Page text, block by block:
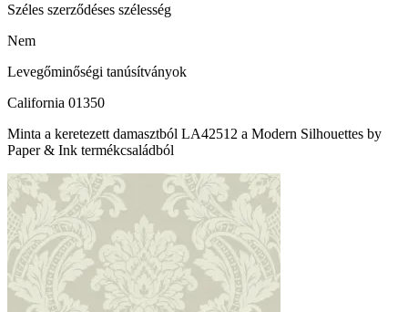
Széles szerződéses szélesség
Nem
Levegőminőségi tanúsítványok
California 01350
Minta a keretezett damasztból LA42512 a Modern Silhouettes by
Paper & Ink termékcsaládból